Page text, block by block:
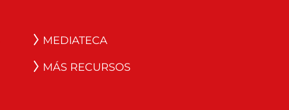
MEDIATECA
MÁS RECURSOS